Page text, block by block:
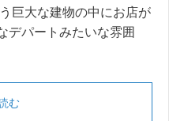
巨大な建物の中にお店が
デパートみたいな雰囲
む